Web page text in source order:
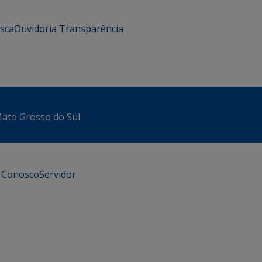
Ouvidoria Transparência
Grosso do Sul
Servidor